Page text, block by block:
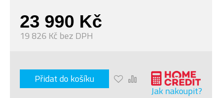
23 990 Kč
19 826 Kč bez DPH
Přidat do košíku
Jak nakoupit?